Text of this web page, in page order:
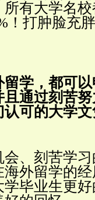
有大学名
打肿脸充
学，都可
通过刻苦
可的大学
、刻苦学
外留学的
毕业生更